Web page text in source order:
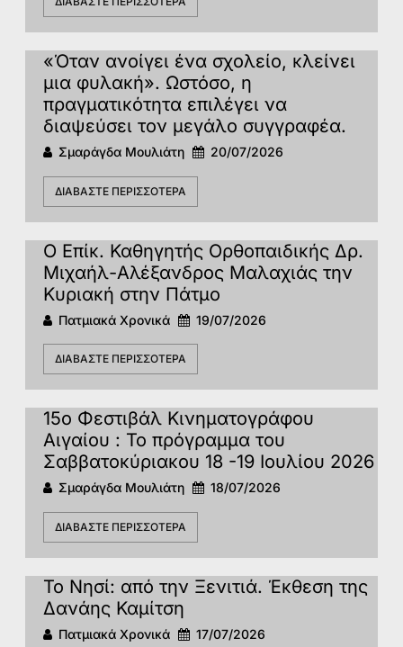
«Όταν ανοίγει ένα σχολείο, κλείνει
μια φυλακή». Ωστόσο, η
πραγματικότητα επιλέγει να
διαψεύσει τον μεγάλο συγγραφέα.
Σμαράγδα Μουλιάτη 20/07/2026
ΔΙΑΒΆΣΤΕ ΠΕΡΙΣΣΌΤΕΡΑ
Ο Επίκ. Καθηγητής Ορθοπαιδικής Δρ.
Μιχαήλ-Αλέξανδρος Μαλαχιάς την
Κυριακή στην Πάτμο
Πατμιακά Χρονικά 19/07/2026
ΔΙΑΒΆΣΤΕ ΠΕΡΙΣΣΌΤΕΡΑ
15o Φεστιβάλ Κινηματογράφου
Αιγαίου : Το πρόγραμμα του
Σαββατοκύριακου 18 -19 Ιουλίου 2026
Σμαράγδα Μουλιάτη 18/07/2026
ΔΙΑΒΆΣΤΕ ΠΕΡΙΣΣΌΤΕΡΑ
To Νησί: από την Ξενιτιά. Έκθεση της
Δανάης Καμίτση
Πατμιακά Χρονικά 17/07/2026